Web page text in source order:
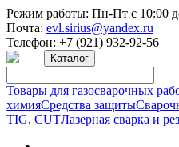
Режим работы: Пн-Пт с 10:00
Почта: evl.sirius@yandex.ru
Телефон: +7 (921) 932-92-56
Каталог
Товары для газосварочных
химияСредства защиты
TIG, CUTЛазерная сварка и